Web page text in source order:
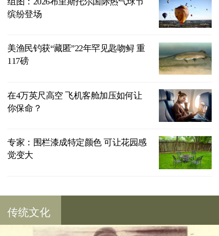
缤纷登场
美渔民钓获“藏匿”22年罕见匙吻鲟 重
117磅
在4万英尺高空 飞机客舱加压如何让
你保命？
专家：围栏漆成特定颜色 可让花园感
觉变大
传统文化